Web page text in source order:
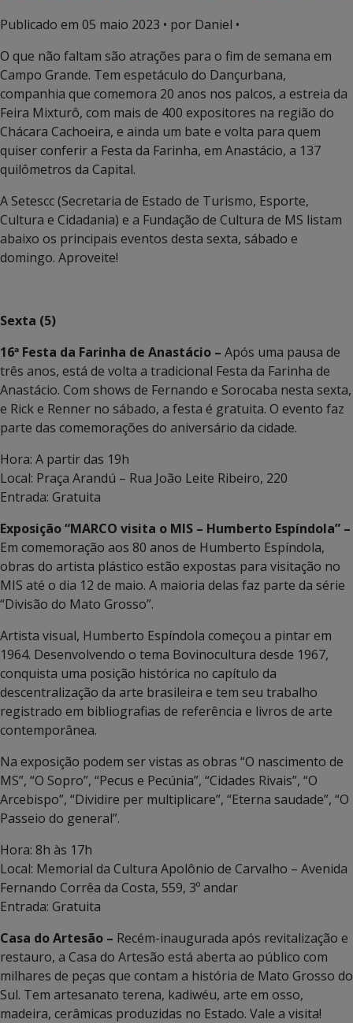
Publicado em 05 maio 2023 • por Daniel •
O que não faltam são atrações para o fim de semana em
Campo Grande. Tem espetáculo do Dançurbana,
companhia que comemora 20 anos nos palcos, a estreia da
Feira Mixturô, com mais de 400 expositores na região do
Chácara Cachoeira, e ainda um bate e volta para quem
quiser conferir a Festa da Farinha, em Anastácio, a 137
quilômetros da Capital.
A Setescc (Secretaria de Estado de Turismo, Esporte,
Cultura e Cidadania) e a Fundação de Cultura de MS listam
abaixo os principais eventos desta sexta, sábado e
domingo. Aproveite!
Sexta (5)
16ª Festa da Farinha de Anastácio – Após uma pausa de
três anos, está de volta a tradicional Festa da Farinha de
Anastácio. Com shows de Fernando e Sorocaba nesta sexta,
e Rick e Renner no sábado, a festa é gratuita. O evento faz
parte das comemorações do aniversário da cidade.
Hora: A partir das 19h
Local: Praça Arandú – Rua João Leite Ribeiro, 220
Entrada: Gratuita
Exposição “MARCO visita o MIS – Humberto Espíndola” –
Em comemoração aos 80 anos de Humberto Espíndola,
obras do artista plástico estão expostas para visitação no
MIS até o dia 12 de maio. A maioria delas faz parte da série
“Divisão do Mato Grosso”.
Artista visual, Humberto Espíndola começou a pintar em
1964. Desenvolvendo o tema Bovinocultura desde 1967,
conquista uma posição histórica no capítulo da
descentralização da arte brasileira e tem seu trabalho
registrado em bibliografias de referência e livros de arte
contemporânea.
Na exposição podem ser vistas as obras “O nascimento de
MS”, “O Sopro”, “Pecus e Pecúnia”, “Cidades Rivais”, “O
Arcebispo”, “Dividire per multiplicare”, “Eterna saudade”, “O
Passeio do general”.
Hora: 8h às 17h
Local: Memorial da Cultura Apolônio de Carvalho – Avenida
Fernando Corrêa da Costa, 559, 3º andar
Entrada: Gratuita
Casa do Artesão – Recém-inaugurada após revitalização e
restauro, a Casa do Artesão está aberta ao público com
milhares de peças que contam a história de Mato Grosso do
Sul. Tem artesanato terena, kadiwéu, arte em osso,
madeira, cerâmicas produzidas no Estado. Vale a visita!